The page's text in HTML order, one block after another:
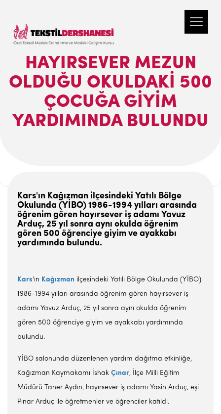
HAYIRSEVER MEZUN
OLDUĞU OKULDAKI 500
ÇOCUĞA GIYIM
YARDIMINDA BULUNDU
Kars'ın Kağızman ilçesindeki Yatılı Bölge
Okulunda (YİBO) 1986-1994 yılları arasında
öğrenim gören hayırsever iş adamı Yavuz
Arduç, 25 yıl sonra aynı okulda öğrenim
gören 500 öğrenciye giyim ve ayakkabı
yardımında bulundu.
Kars'ın Kağızman ilçesindeki Yatılı Bölge Okulunda (YİBO)
1986-1994 yılları arasında öğrenim gören hayırsever iş
adamı Yavuz Arduç, 25 yıl sonra aynı okulda öğrenim
gören 500 öğrenciye giyim ve ayakkabı yardımında
bulundu.
YİBO salonunda düzenlenen yardım dağıtma etkinliğe,
Kağızman Kaymakamı İshak Çınar, İlçe Milli Eğitim
Müdürü Taner Aydın, hayırsever iş adamı Yasin Arduç, eşi
Pınar Arduç ile öğretmenler ve öğrenciler katıldı.